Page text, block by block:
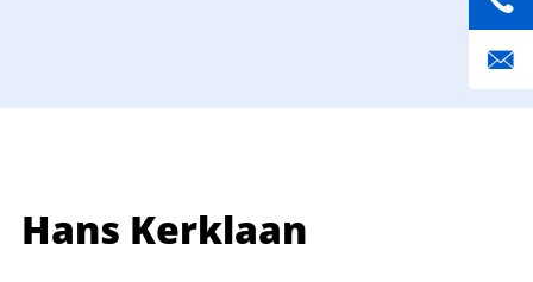
Hans Kerklaan